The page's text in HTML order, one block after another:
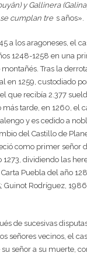
y Gallinera
cumplan tre s años».
a los aragoneses, el
1248-1258 en una
Tras la
en 1259, custodiado
que recibía 2.377
tarde, en 1260, el
y es cedido a
del Castillo de
como primer señor
1273, dividiendo las
Puebla del año
Guinot Rodríguez,
de sucesivas
señores vecinos, el
señor a su muerte,